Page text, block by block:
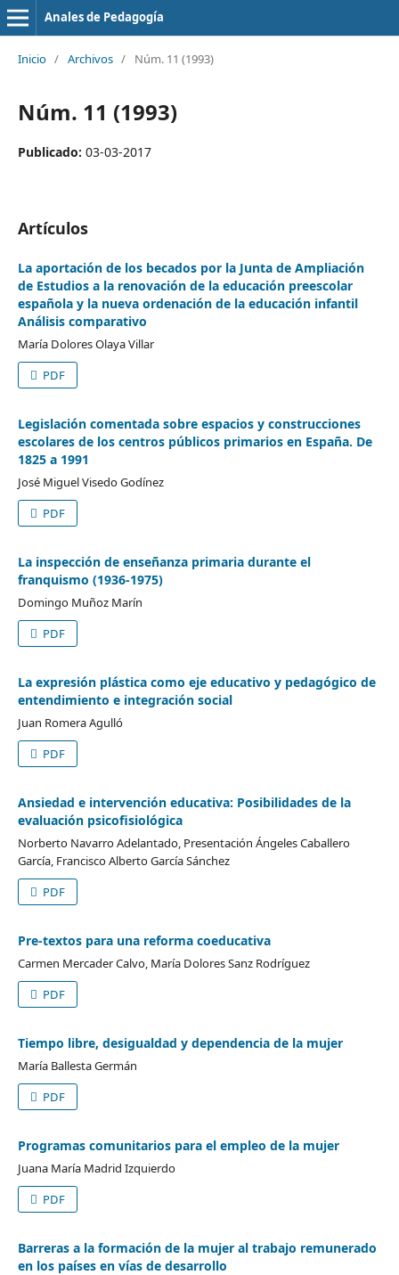
Anales de Pedagogía
Inicio / Archivos / Núm. 11 (1993)
Núm. 11 (1993)
Publicado: 03-03-2017
Artículos
La aportación de los becados por la Junta de Ampliación
de Estudios a la renovación de la educación preescolar
española y la nueva ordenación de la educación infantil
Análisis comparativo
María Dolores Olaya Villar
PDF
Legislación comentada sobre espacios y construcciones
escolares de los centros públicos primarios en España. De
1825 a 1991
José Miguel Visedo Godínez
PDF
La inspección de enseñanza primaria durante el
franquismo (1936-1975)
Domingo Muñoz Marín
PDF
La expresión plástica como eje educativo y pedagógico de
entendimiento e integración social
Juan Romera Agulló
PDF
Ansiedad e intervención educativa: Posibilidades de la
evaluación psicofisiológica
Norberto Navarro Adelantado, Presentación Ángeles Caballero
García, Francisco Alberto García Sánchez
PDF
Pre-textos para una reforma coeducativa
Carmen Mercader Calvo, María Dolores Sanz Rodríguez
PDF
Tiempo libre, desigualdad y dependencia de la mujer
María Ballesta Germán
PDF
Programas comunitarios para el empleo de la mujer
Juana María Madrid Izquierdo
PDF
Barreras a la formación de la mujer al trabajo remunerado
en los países en vías de desarrollo